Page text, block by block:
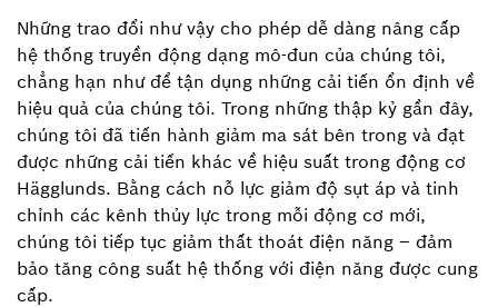
Những trao đổi như vậy cho phép dễ dàng nâng cấp
hệ thống truyền động dạng mô-đun của chúng tôi,
chẳng hạn như để tận dụng những cải tiến ổn định về
hiệu quả của chúng tôi. Trong những thập kỷ gần đây,
chúng tôi đã tiến hành giảm ma sát bên trong và đạt
được những cải tiến khác về hiệu suất trong động cơ
Hägglunds. Bằng cách nỗ lực giảm độ sụt áp và tinh
chỉnh các kênh thủy lực trong mỗi động cơ mới,
chúng tôi tiếp tục giảm thất thoát điện năng – đảm
bảo tăng công suất hệ thống với điện năng được cung
cấp.